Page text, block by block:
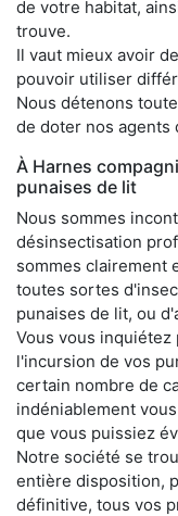
de votre habitat,
trouve.
Il vaut mieux avoir
pouvoir utiliser
Nous détenons
de doter nos agents
À Harnes
punaises de lit
Nous sommes
désinsectisation
sommes clairement
toutes sortes
punaises de lit, ou
Vous vous inquiétez
l'incursion de vos
certain nombre de
indéniablement
que vous puissiez
Notre société se
entière disposition,
définitive, tous vos